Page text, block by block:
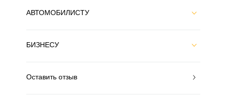
АВТОМОБИЛИСТУ
БИЗНЕСУ
Оставить отзыв